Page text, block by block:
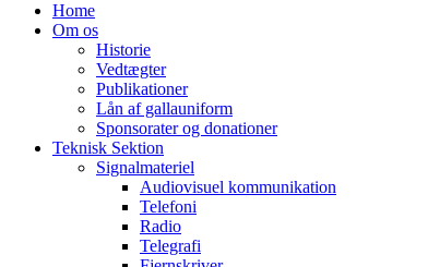
Home
Om os
Historie
Vedtægter
Publikationer
Lån af gallauniform
Sponsorater og donationer
Teknisk Sektion
Signalmateriel
Audiovisuel kommunikation
Telefoni
Radio
Telegrafi